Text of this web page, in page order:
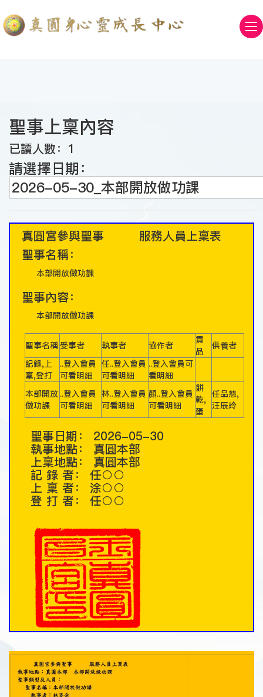
聖事上稟內容
已讀人數：1
請選擇日期：
真圓宮參與聖事 服務人員上稟表
聖事名稱：
本部開放做功課
聖事內容：
本部開放做功課
聖事名稱 受事者 執事者 協作者
貢
品
供養者
記錄,上
稟,登打
..登入會員
可看明細
任..登入會員
可看明細
..登入會員可
看明細
本部開放
做功課
..登入會員
可看明細
林..登入會員
可看明細
顏..登入會員
可看明細
餅
乾,
蛋
任品慈,
汪辰玲
聖事日期： 2026-05-30
執事地點： 真圓本部
上稟地點： 真圓本部
記 錄 者： 任○○
上 稟 者： 涂○○
登 打 者： 任○○